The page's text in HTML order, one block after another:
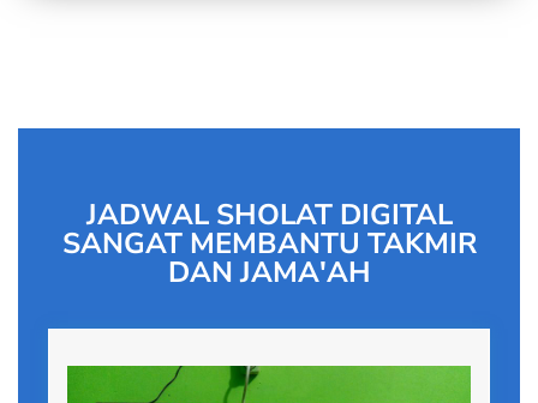
JADWAL SHOLAT DIGITAL
SANGAT MEMBANTU TAKMIR
DAN JAMA'AH